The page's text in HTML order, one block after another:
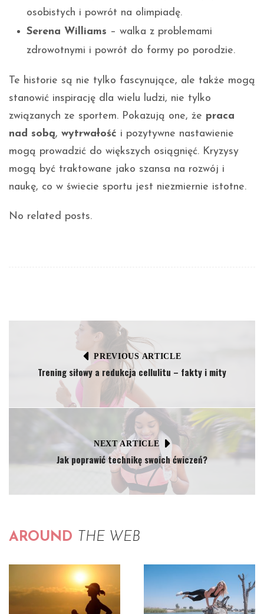
osobistych i powrót na olimpiadę.
Serena Williams – walka z problemami
zdrowotnymi i powrót do formy po porodzie.
Te historie są nie tylko fascynujące, ale także mogą
stanowić inspirację dla wielu ludzi, nie tylko
związanych ze sportem. Pokazują one, że praca
nad sobą, wytrwałość i pozytywne nastawienie
mogą prowadzić do większych osiągnięć. Kryzysy
mogą być traktowane jako szansa na rozwój i
naukę, co w świecie sportu jest niezmiernie istotne.
No related posts.
PREVIOUS ARTICLE
Trening siłowy a redukcja cellulitu – fakty i mity
NEXT ARTICLE
Jak poprawić technikę swoich ćwiczeń?
AROUND THE WEB